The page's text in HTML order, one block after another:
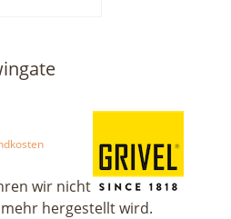
wir nicht
hergestellt wird.